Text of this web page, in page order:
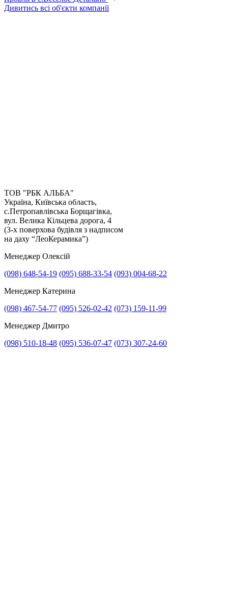
Дивитись всі об'єкти компанії
Отримати консультацію
ТОВ "РБК АЛЬБА"
Україна, Київська область,
с.Петропавлівська Борщагівка,
вул. Велика Кільцева дорога, 4
(3-х поверхова будівля з надписом
на даху “ЛеоКерамика”)
Менеджер Олексій
(098) 648-54-19 (095) 688-33-54 (093) 004-68-22
Менеджер Катерина
(098) 467-54-77 (095) 526-02-42 (073) 159-11-99
Менеджер Дмитро
(098) 510-18-48 (095) 536-07-47 (073) 307-24-60